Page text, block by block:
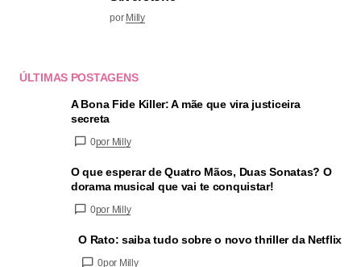
por Milly
ÚLTIMAS POSTAGENS
A Bona Fide Killer: A mãe que vira justiceira
secreta
0por Milly
O que esperar de Quatro Mãos, Duas Sonatas? O
dorama musical que vai te conquistar!
0por Milly
O Rato: saiba tudo sobre o novo thriller da Netflix
0por Milly